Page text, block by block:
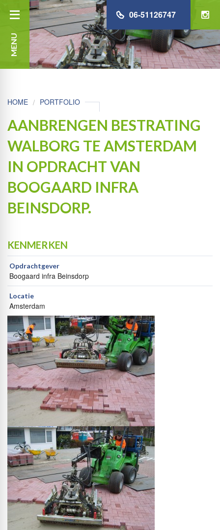
MENU
06-51126747
HOME PORTFOLIO
AANBRENGEN BESTRATING
WALBORG TE AMSTERDAM
IN OPDRACHT VAN
BOOGAARD INFRA
BEINSDORP.
KENMERKEN
Opdrachtgever
Boogaard infra Beinsdorp
Locatie
Amsterdam